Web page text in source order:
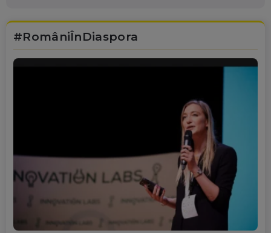
#RomâniÎnDiaspora